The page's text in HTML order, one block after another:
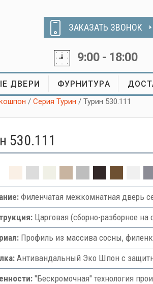
ЗАКАЗАТЬ ЗВОНОК
9:00 - 18:00
ДВЕРИ ФУРНИТУРА
/Серия Турин / Турин 530.111
530.111
Филенчатая межкомнатная дверь
Царговая (сборно-разборное на
Профиль из массива сосны,
Антивандальный Эко Шпон с
"Бескромочная" технология